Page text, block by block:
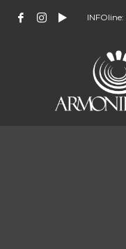
INFOline: